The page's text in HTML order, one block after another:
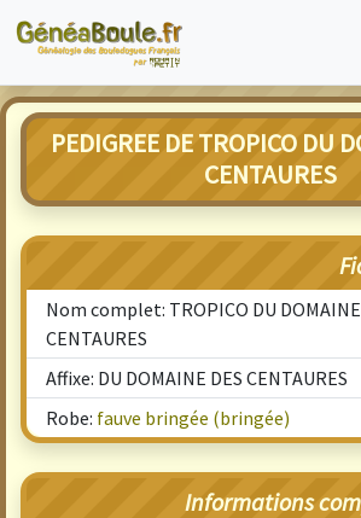
PEDIGREE DE TROPICO DU
CENTAURES
Nom complet: TROPICO DU DOMAINE
CENTAURES
Affixe: DU DOMAINE DES CENTAURES
Robe: fauve bringée (bringée)
Informations